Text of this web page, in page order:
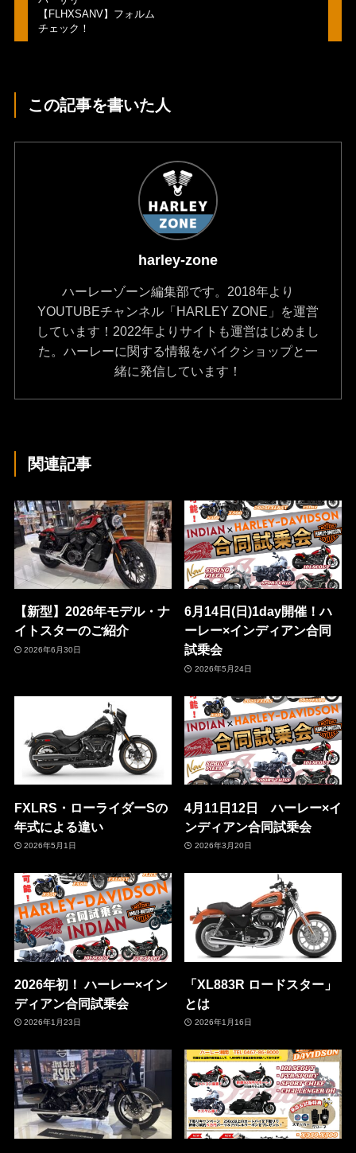
【FLHXSANV】フォルム
チェック！
この記事を書いた人
harley-zone
ハーレーゾーン編集部です。2018年より
YOUTUBEチャンネル「HARLEY ZONE」を運営
しています！2022年よりサイトも運営はじめまし
た。ハーレーに関する情報をバイクショップと一
緒に発信しています！
関連記事
【新型】2026年モデル・ナ
イトスターのご紹介
2026年6月30日
6月14日(日)1day開催！ハ
ーレー×インディアン合同
試乗会
2026年5月24日
FXLRS・ローライダーSの
年式による違い
2026年5月1日
4月11日12日 ハーレー×イ
ンディアン合同試乗会
2026年3月20日
2026年初！ ハーレー×イン
ディアン合同試乗会
2026年1月23日
「XL883R ロードスター」
とは
2026年1月16日